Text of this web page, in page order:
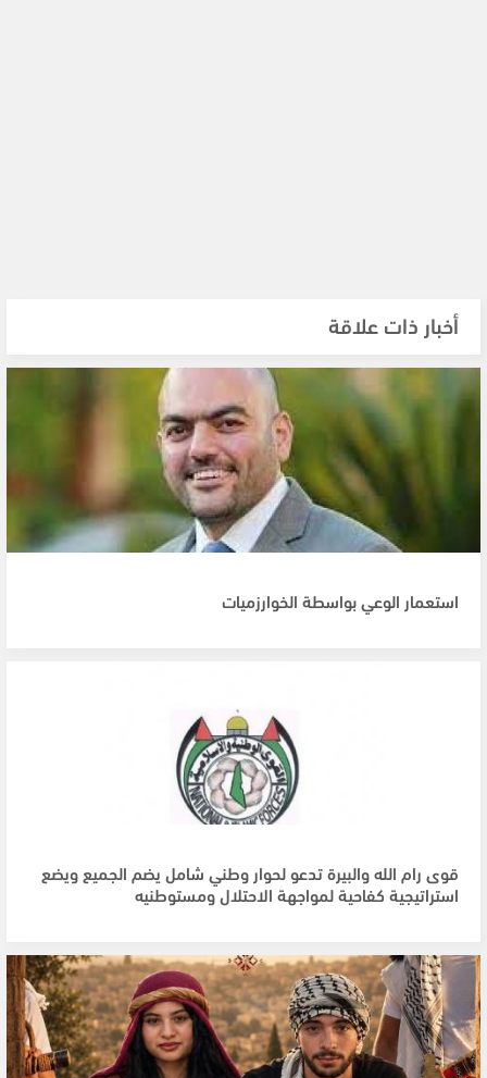
أخبار ذات علاقة
استعمار الوعي بواسطة الخوارزميات
قوى رام الله والبيرة تدعو لحوار وطني شامل يضم الجميع ويضع
استراتيجية كفاحية لمواجهة الاحتلال ومستوطنيه